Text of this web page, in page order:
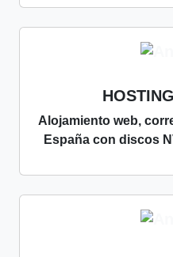
Alojamiento web,
España con discos